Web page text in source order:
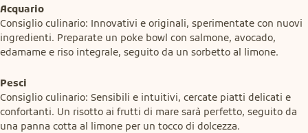
Acquario
Consiglio culinario: Innovativi e originali, sperimentate con nuovi
ingredienti. Preparate un poke bowl con salmone, avocado,
edamame e riso integrale, seguito da un sorbetto al limone.
Pesci
Consiglio culinario: Sensibili e intuitivi, cercate piatti delicati e
confortanti. Un risotto ai frutti di mare sarà perfetto, seguito da
una panna cotta al limone per un tocco di dolcezza.